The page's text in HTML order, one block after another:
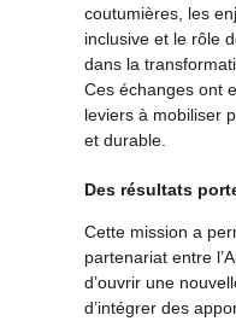
coutumières, les
inclusive et le rôle
dans la
Ces échanges ont
leviers à mobiliser
et durable.
Des résultats
Cette mission a
partenariat entre
d’ouvrir une
d’intégrer des